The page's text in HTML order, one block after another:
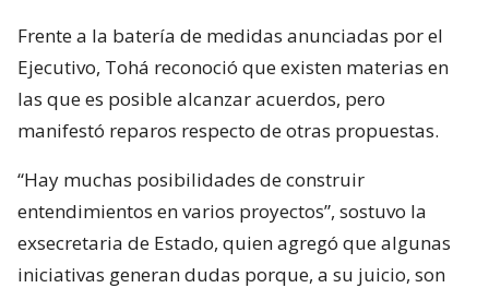
Frente a la batería de medidas anunciadas por el
Ejecutivo, Tohá reconoció que existen materias en
las que es posible alcanzar acuerdos, pero
manifestó reparos respecto de otras propuestas.
“Hay muchas posibilidades de construir
entendimientos en varios proyectos”, sostuvo la
exsecretaria de Estado, quien agregó que algunas
iniciativas generan dudas porque, a su juicio, son